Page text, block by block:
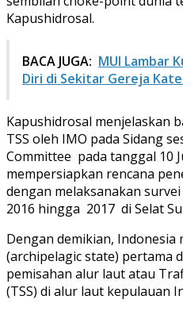
Kapushidrosal.
BACA JUGA: MUI Lambar
Diri di Sekitar Gereja
Kapushidrosal menjelaskan
TSS oleh IMO pada Sidang
Committee pada tanggal 10
mempersiapkan rencana
dengan melaksanakan
2016 hingga 2017 di Selat
Dengan demikian,
(archipelagic state) pertama
pemisahan alur laut atau
(TSS) di alur laut kepulauan